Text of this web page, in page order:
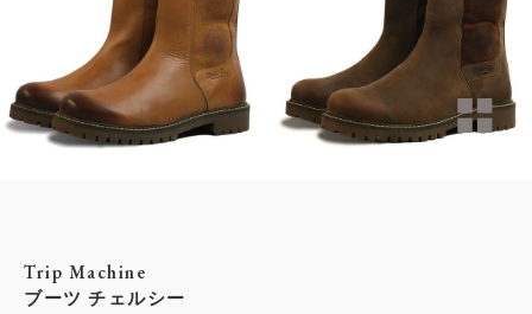
Trip Machine
ブーツ チェルシー